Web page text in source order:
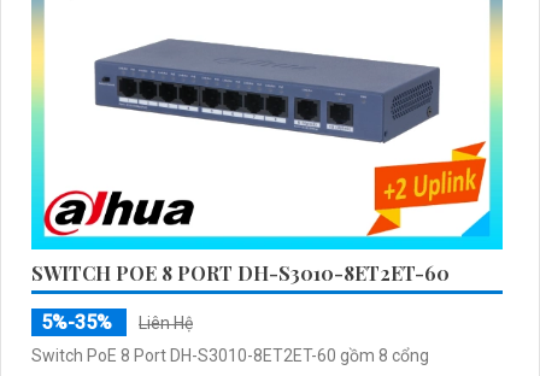
SWITCH POE 8 PORT DH-S3010-8ET2ET-60
5%-35%
Liên Hệ
Switch PoE 8 Port DH-S3010-8ET2ET-60 gồm 8 cổng